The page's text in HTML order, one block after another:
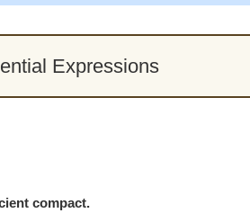
Expressions
compact.